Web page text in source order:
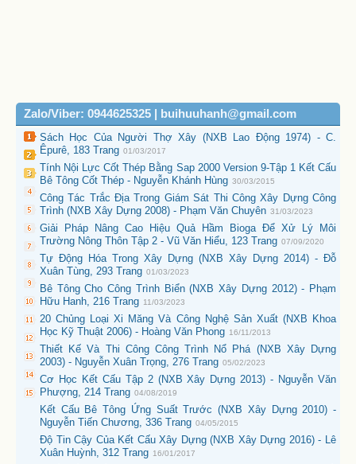
Zalo/Viber: 0944625325 | buihuuhanh@gmail.com
Sách Học Của Người Thợ Xây (NXB Lao Động 1974) - C.
Êpurê, 183 Trang 01/03/2017
Tính Nội Lực Cốt Thép Bằng Sap 2000 Version 9-Tập 1 Kết Cấu
Bê Tông Cốt Thép - Nguyễn Khánh Hùng 30/03/2015
Công Tác Trắc Địa Trong Giám Sát Thi Công Xây Dựng Công
Trình (NXB Xây Dựng 2008) - Phạm Văn Chuyên 31/03/2023
Giải Pháp Nâng Cao Hiệu Quả Hầm Bioga Để Xử Lý Môi
Trường Nông Thôn Tập 2 - Vũ Văn Hiểu, 123 Trang 07/09/2020
Tự Động Hóa Trong Xây Dựng (NXB Xây Dựng 2014) - Đỗ
Xuân Tùng, 293 Trang 01/03/2023
Bê Tông Cho Công Trình Biển (NXB Xây Dựng 2012) - Phạm
Hữu Hanh, 216 Trang 11/03/2023
20 Chủng Loại Xi Măng Và Công Nghệ Sản Xuất (NXB Khoa
Học Kỹ Thuật 2006) - Hoàng Văn Phong 16/11/2013
Thiết Kế Và Thi Công Công Trình Nổ Phá (NXB Xây Dựng
2003) - Nguyễn Xuân Trọng, 276 Trang 05/02/2023
Cơ Học Kết Cấu Tập 2 (NXB Xây Dựng 2013) - Nguyễn Văn
Phượng, 214 Trang 04/08/2019
Kết Cấu Bê Tông Ứng Suất Trước (NXB Xây Dựng 2010) -
Nguyễn Tiến Chương, 336 Trang 04/05/2015
Độ Tin Cậy Của Kết Cấu Xây Dựng (NXB Xây Dựng 2016) - Lê
Xuân Huỳnh, 312 Trang 16/01/2017